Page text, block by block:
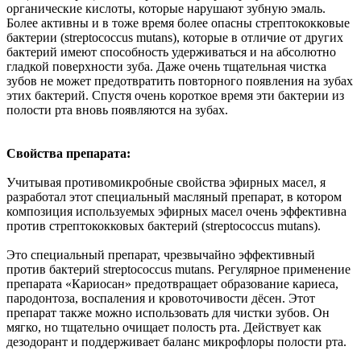
органические кислоты, которые нарушают зубную эмаль.
Более активны и в тоже время более опасны стрептококковые
бактерии (streptococcus mutans), которые в отличие от других
бактерий имеют способность удерживаться и на абсолютно
гладкой поверхности зуба. Даже очень тщательная чистка
зубов не может предотвратить повторного появления на зубах
этих бактерий. Спустя очень короткое время эти бактерии из
полости рта вновь появляются на зубах.
Свойства препарата:
Учитывая противомикробные свойства эфирных масел, я
разработал этот специальный масляный препарат, в котором
композиция используемых эфирных масел очень эффективна
против стрептококковых бактерий (streptococcus mutans).
Это специальный препарат, чрезвычайно эффективный
против бактерий streptococcus mutans. Регулярное применение
препарата «Кариосан» предотвращает образование кариеса,
пародонтоза, воспаления и кровоточивости дёсен. Этот
препарат также можно использовать для чистки зубов. Он
мягко, но тщательно очищает полость рта. Действует как
дезодорант и поддерживает баланс микрофлоры полости рта.